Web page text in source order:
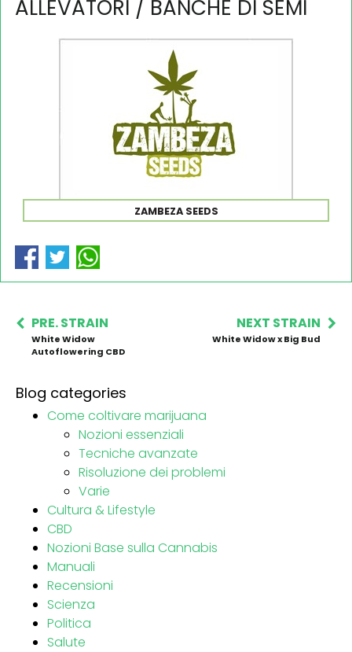
ALLEVATORI / BANCHE DI SEMI
ZAMBEZA SEEDS
PRE. STRAIN
White Widow
Autoflowering CBD
NEXT STRAIN
White Widow x Big Bud
Blog categories
Come coltivare marijuana
Nozioni essenziali
Tecniche avanzate
Risoluzione dei problemi
Varie
Cultura & Lifestyle
CBD
Nozioni Base sulla Cannabis
Manuali
Recensioni
Scienza
Politica
Salute